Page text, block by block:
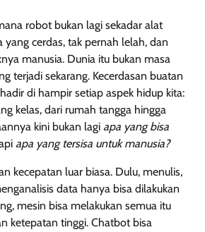
robot bukan lagi sekadar alat
yang cerdas, tak pernah lelah, dan
manusia. Dunia itu bukan masa
terjadi sekarang. Kecerdasan buatan
di hampir setiap aspek hidup kita:
kelas, dari rumah tangga hingga
kini bukan lagi apa yang bisa
apa yang tersisa untuk manusia?
kecepatan luar biasa. Dulu, menulis,
data hanya bisa dilakukan
mesin bisa melakukan semua itu
ketepatan tinggi. Chatbot bisa